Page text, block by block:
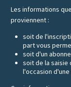
Les informations
proviennent :
soit de
part vous
soit d'un
soit de la saisie
l'occasion